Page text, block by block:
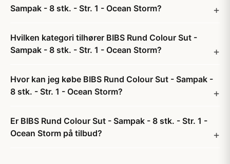
Sampak - 8 stk. - Str. 1 - Ocean Storm?
Hvilken kategori tilhører BIBS Rund Colour Sut -
Sampak - 8 stk. - Str. 1 - Ocean Storm?
Hvor kan jeg købe BIBS Rund Colour Sut - Sampak -
8 stk. - Str. 1 - Ocean Storm?
Er BIBS Rund Colour Sut - Sampak - 8 stk. - Str. 1 -
Ocean Storm på tilbud?